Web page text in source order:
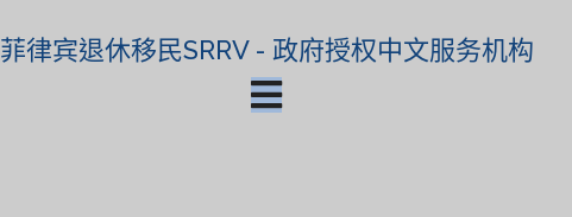
菲律宾退休移民SRRV - 政府授权中文服务机构